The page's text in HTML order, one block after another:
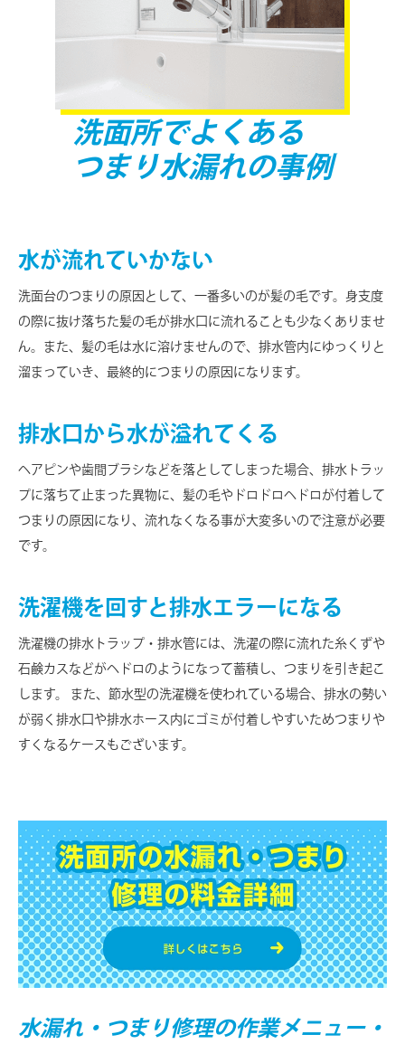
洗面所でよくある
つまり水漏れの事例
水が流れていかない
洗面台のつまりの原因として、一番多いのが髪の毛です。身支度
の際に抜け落ちた髪の毛が排水口に流れることも少なくありませ
ん。また、髪の毛は水に溶けませんので、排水管内にゆっくりと
溜まっていき、最終的につまりの原因になります。
排水口から水が溢れてくる
ヘアピンや歯間ブラシなどを落としてしまった場合、排水トラッ
プに落ちて止まった異物に、髪の毛やドロドロヘドロが付着して
つまりの原因になり、流れなくなる事が大変多いので注意が必要
です。
洗濯機を回すと排水エラーになる
洗濯機の排水トラップ・排水管には、洗濯の際に流れた糸くずや
石鹸カスなどがヘドロのようになって蓄積し、つまりを引き起こ
します。 また、節水型の洗濯機を使われている場合、排水の勢い
が弱く排水口や排水ホース内にゴミが付着しやすいためつまりや
すくなるケースもございます。
水漏れ・つまり修理の作業メニュー・